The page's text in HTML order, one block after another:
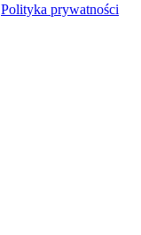
Polityka prywatności